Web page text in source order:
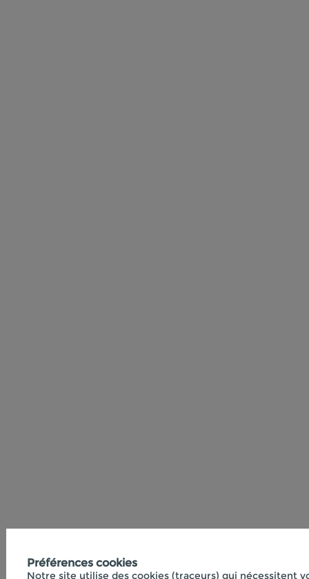
Préférences cookies
Notre site utilise des cookies (traceurs) qui nécessitent